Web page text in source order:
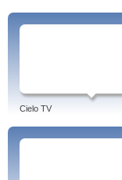
Cielo TV